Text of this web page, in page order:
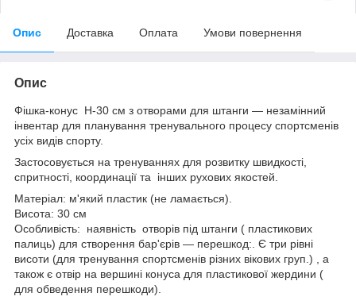
Опис Доставка Оплата Умови повернення
Опис
Фішка-конус Н-30 см з отворами для штанги — незамінний
інвентар для планування тренувального процесу спортсменів
усіх видів спорту.
Застосовується на тренуваннях для розвитку швидкості,
спритності, координації та інших рухових якостей.
Матеріал: м'який пластик (не ламається).
Висота: 30 см
Особливість: наявність отворів під штанги ( пластикових
палиць) для створення бар'єрів — перешкод:. Є три рівні
висоти (для тренування спортсменів різних вікових груп.) , а
також є отвір на вершині конуса для пластикової жердини (
для обведення перешкоди).